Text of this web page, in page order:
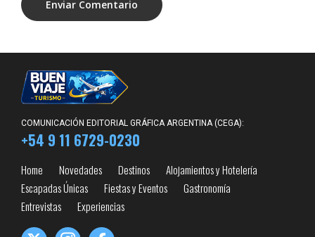
COMUNICACIÓN EDITORIAL GRÁFICA ARGENTINA (CEGA):
+54 9 11 6729-0230
Home Novedades Destinos
Alojamientos y Hotelería
Escapadas Únicas
Fiestas y Eventos
Gastronomía
Entrevistas
Experiencias